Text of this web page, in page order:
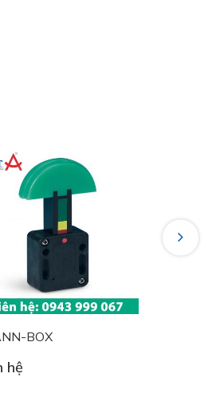
BOX
hệ
Next